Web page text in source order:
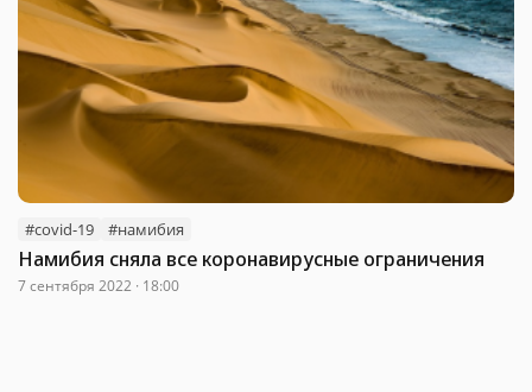
#covid-19 #намибия
Намибия сняла все коронавирусные ограничения
7 сентября 2022 · 18:00